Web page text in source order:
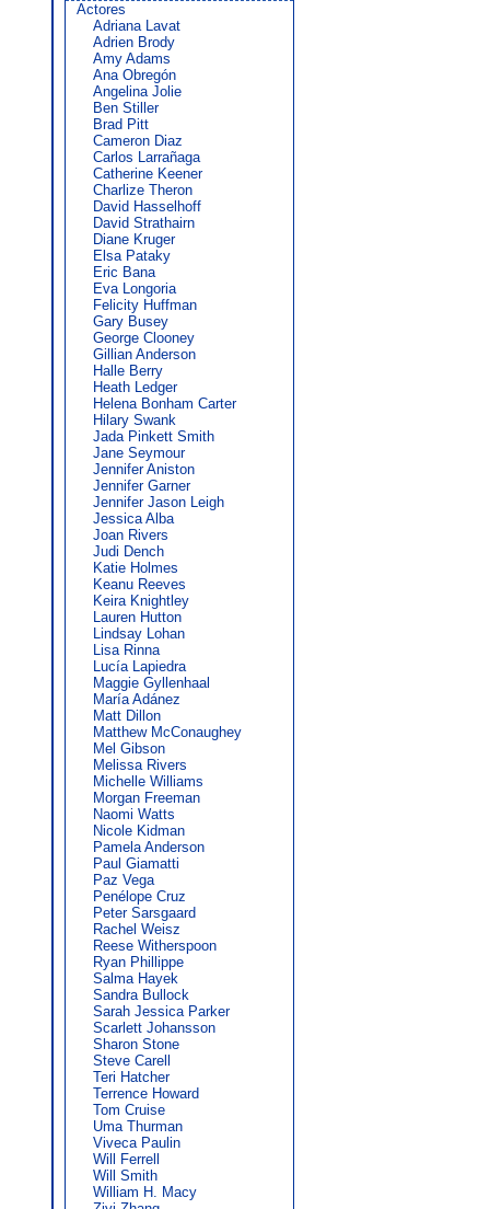
Actores
Adriana Lavat
Adrien Brody
Amy Adams
Ana Obregón
Angelina Jolie
Ben Stiller
Brad Pitt
Cameron Diaz
Carlos Larrañaga
Catherine Keener
Charlize Theron
David Hasselhoff
David Strathairn
Diane Kruger
Elsa Pataky
Eric Bana
Eva Longoria
Felicity Huffman
Gary Busey
George Clooney
Gillian Anderson
Halle Berry
Heath Ledger
Helena Bonham Carter
Hilary Swank
Jada Pinkett Smith
Jane Seymour
Jennifer Aniston
Jennifer Garner
Jennifer Jason Leigh
Jessica Alba
Joan Rivers
Judi Dench
Katie Holmes
Keanu Reeves
Keira Knightley
Lauren Hutton
Lindsay Lohan
Lisa Rinna
Lucía Lapiedra
Maggie Gyllenhaal
María Adánez
Matt Dillon
Matthew McConaughey
Mel Gibson
Melissa Rivers
Michelle Williams
Morgan Freeman
Naomi Watts
Nicole Kidman
Pamela Anderson
Paul Giamatti
Paz Vega
Penélope Cruz
Peter Sarsgaard
Rachel Weisz
Reese Witherspoon
Ryan Phillippe
Salma Hayek
Sandra Bullock
Sarah Jessica Parker
Scarlett Johansson
Sharon Stone
Steve Carell
Teri Hatcher
Terrence Howard
Tom Cruise
Uma Thurman
Viveca Paulin
Will Ferrell
Will Smith
William H. Macy